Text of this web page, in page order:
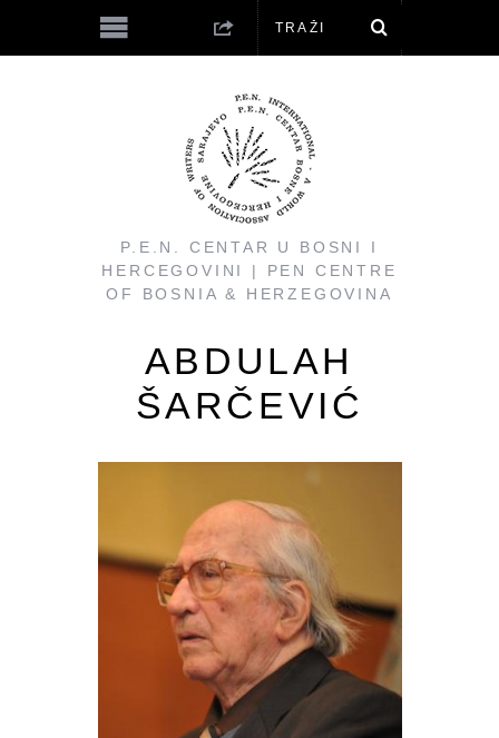
P.E.N. CENTAR U BOSNI I
HERCEGOVINI | PEN CENTRE
OF BOSNIA & HERZEGOVINA
ABDULAH
ŠARČEVIĆ